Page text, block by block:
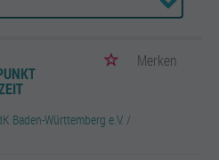
Merken
Baden-Württemberg e.V. /